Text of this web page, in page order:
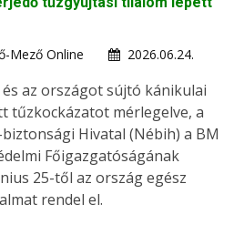
Mező Online
2026.06.24.
az országot sújtó kánikulai
tűzkockázatot mérlegelve, a
Hivatal (Nébih) a BM
Főigazgatóságának
25-től az ország egész
rendel el.